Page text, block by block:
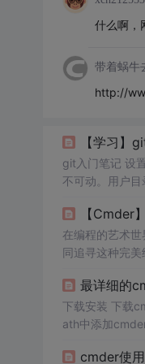
什么啊，
带着蜗牛
http://
【学习】
git入门笔记 设置Windows 清理桌面、任务栏、window画面 用户目录
不可动。用户目录为个人
p 打印 打印网
【Cmder
在编程的艺术
同追寻这种完美
最详细的
下载安装 下载
ath中添加cmder的路径 添加cmder到右键菜单 以管理员模式打开cmd，并且进入到
cmder使